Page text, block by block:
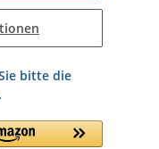
bitte die